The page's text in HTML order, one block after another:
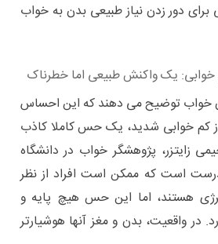
برای دور زدن نیاز طبیعی بدن به خواب
خوابی: یک واکنش طبیعی اما خطرناک
خواب توضیح می دهند که این احساس
کم خوابی شدید، یک حس کاملا کاذب
زایتزر، پژوهشگر خواب در دانشگاه
است که ممکن است افراد از نظر
هستند، اما این حس هیچ پایه و
در واقعیت، بدن و مغز آنها هوشیارتر